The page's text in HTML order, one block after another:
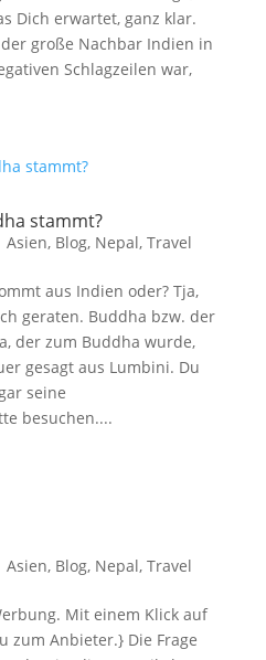
Dich erwartet, ganz klar.
große Nachbar Indien in
Schlagzeilen war,
stammt?
Asien, Blog, Nepal, Travel
aus Indien oder? Tja,
geraten. Buddha bzw. der
der zum Buddha wurde,
gesagt aus Lumbini. Du
seine
besuchen....
Asien, Blog, Nepal, Travel
Mit einem Klick auf
zum Anbieter.} Die Frage